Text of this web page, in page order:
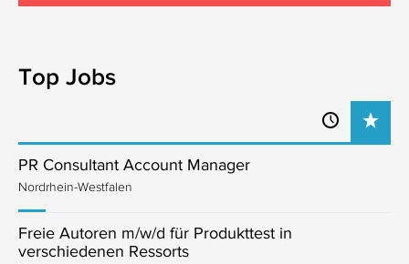
Top Jobs
PR Consultant Account Manager
Nordrhein-Westfalen
Freie Autoren m/w/d für Produkttest in
verschiedenen Ressorts